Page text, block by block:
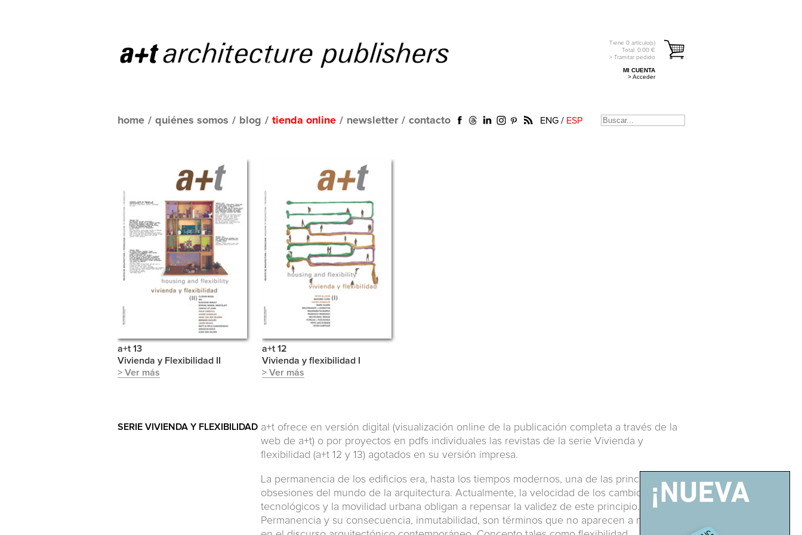
Tiene 0 artículo(s)
Total: 0.00 €
> Tramitar pedido
MI CUENTA
> Acceder
home / quiénes somos / blog / tienda online / newsletter / contacto ENG / ESP
a+t 13
Vivienda y Flexibilidad II
> Ver más
a+t 12
Vivienda y flexibilidad I
> Ver más
SERIE VIVIENDA Y FLEXIBILIDAD a+t ofrece en versión digital (visualización online de la publicación completa a través de la
web de a+t) o por proyectos en pdfs individuales las revistas de la serie Vivienda y
flexibilidad (a+t 12 y 13) agotados en su versión impresa.
La permanencia de los edificios era, hasta los tiempos modernos, una de las principales
obsesiones del mundo de la arquitectura. Actualmente, la velocidad de los cambios
tecnológicos y la movilidad urbana obligan a repensar la validez de este principio.
Permanencia y su consecuencia, inmutabilidad, son términos que no aparecen a menudo